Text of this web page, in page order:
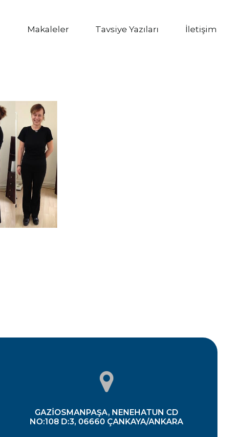
Makaleler Tavsiye Yazıları İletişim
GAZIOSMANPAŞA, NENEHATUN CD
NO:108 D:3, 06660 ÇANKAYA/ANKARA